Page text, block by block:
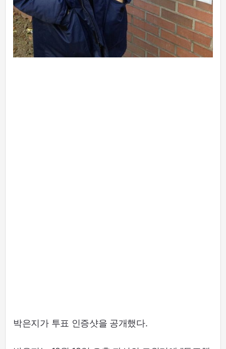
박은지가 투표 인증샷을 공개했다.